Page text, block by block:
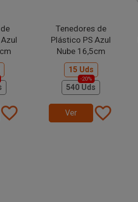
favorite_border
Tenedores de
Plástico PS Azul
Nube 16,5cm
15 Uds
540 Uds
-20%
Ver favorite_border